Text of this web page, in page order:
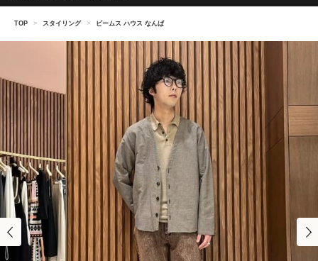
TOP > スタイリング > ビームス ハウス なんば